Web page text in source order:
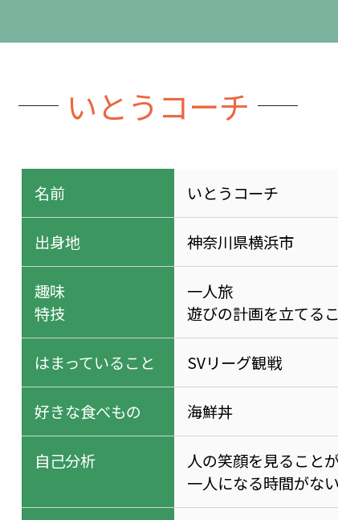
いとうコーチ
名前 いとうコーチ
出身地 神奈川県横浜市
趣味
特技
一人旅
遊びの計画を立てる
はまっていること SVリーグ観戦
好きな食べもの 海鮮丼
自己分析
人の笑顔を見ること
一人になる時間がな